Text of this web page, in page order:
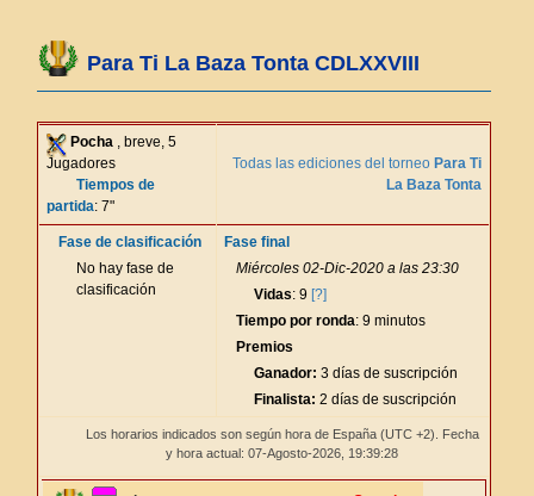
Para Ti La Baza Tonta CDLXXVIII
Pocha , breve, 5
Jugadores
Tiempos de
partida: 7"
Todas las ediciones del torneo Para Ti
La Baza Tonta
Fase de clasificación
No hay fase de
clasificación
Fase final
Miércoles 02-Dic-2020 a las 23:30
Vidas: 9 [?]
Tiempo por ronda: 9 minutos
Premios
Ganador: 3 días de suscripción
Finalista: 2 días de suscripción
Los horarios indicados son según hora de España (UTC +2). Fecha
y hora actual: 07-Agosto-2026, 19:39:28